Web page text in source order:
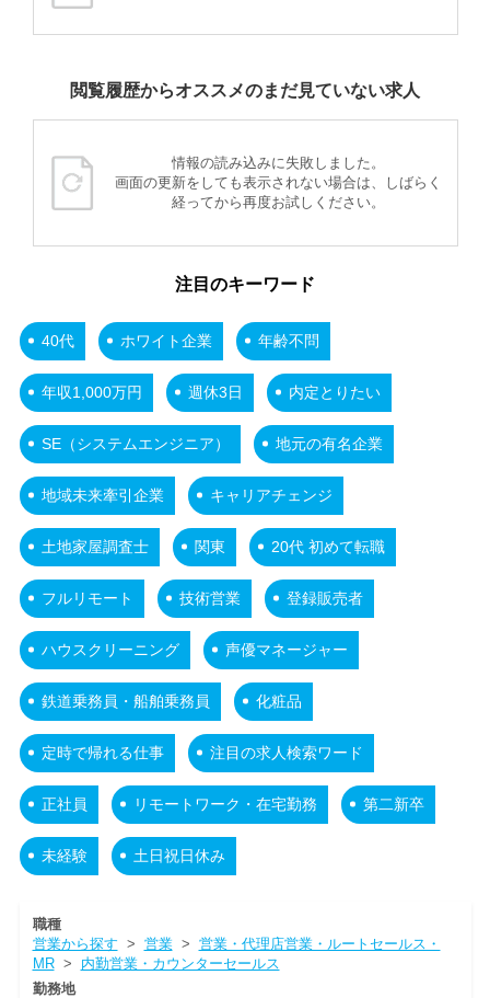
閲覧履歴からオススメのまだ見ていない求人
情報の読み込みに失敗しました。
画面の更新をしても表示されない場合は、しばらく
経ってから再度お試しください。
注目のキーワード
40代 ホワイト企業 年齢不問
年収1,000万円 週休3日 内定とりたい
SE（システムエンジニア） 地元の有名企業
地域未来牽引企業 キャリアチェンジ
土地家屋調査士 関東 20代 初めて転職
フルリモート 技術営業 登録販売者
ハウスクリーニング 声優マネージャー
鉄道乗務員・船舶乗務員 化粧品
定時で帰れる仕事 注目の求人検索ワード
正社員 リモートワーク・在宅勤務 第二新卒
未経験 土日祝日休み
職種
営業から探す > 営業> 営業・代理店営業・ルートセールス・
MR> 内勤営業・カウンターセールス
勤務地